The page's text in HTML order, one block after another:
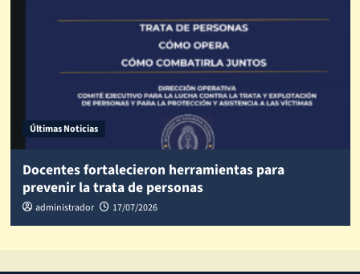
Últimas Noticias
Docentes fortalecieron herramientas para
prevenir la trata de personas
administrador 17/07/2026